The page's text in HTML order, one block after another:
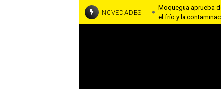
NOVEDADES
Moquegua aprueba
el frío y la
Tacna: detienen a